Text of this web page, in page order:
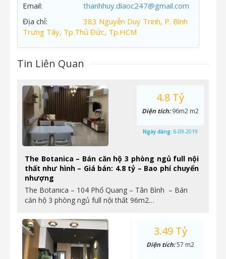
Email:
thanhhuy.diaoc247@gmail.com
Địa chỉ:
383 Nguyễn Duy Trinh, P. Bình
Trưng Tây, Tp.Thủ Đức, Tp.HCM
Tin Liên Quan
The Botanica – Bán căn hộ 3 phòng ngủ full nội
thất như hình – Giá bán: 4.8 tỷ – Bao phí chuyển
nhượng
The Botanica – 104 Phổ Quang – Tân Bình – Bán
căn hộ 3 phòng ngủ full nội thất 96m2…
4.8 Tỷ
Diện tích:96m2 m2
Ngày đăng: 6-09-2019
3.49 Tỷ
Diện tích:57 m2